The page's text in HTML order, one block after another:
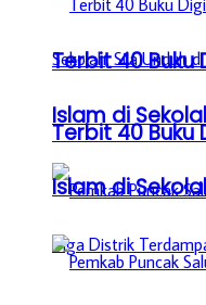
Terbit 40 Buku
Islam di
Terbit 40 Buku
Islam di